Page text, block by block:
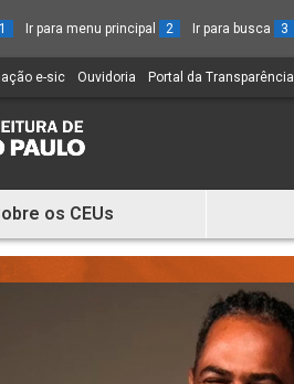
1 Ir para menu principal 2 Ir para busca 3
e-sic (Link
um
novo
Ouvidoria (Link
Portal da Transparência
os CEUs